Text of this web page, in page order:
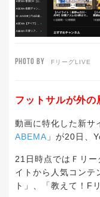
PHOTO BY FリーグLIVE
フットサルが外の
動画に特化した新サ
ABEMA 」が20日、
21日時点ではＦリ
イトから人気コンテ
ト」、「教えて！F